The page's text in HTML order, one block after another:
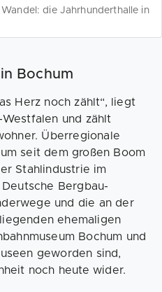
die Jahrhunderthalle in
Bochum
Herz noch zählt“, liegt
und zählt
Überregionale
seit dem großen Boom
Stahlindustrie im
Bergbau-
und die an der
ehemaligen
Bochum und
geworden sind,
noch heute wider.